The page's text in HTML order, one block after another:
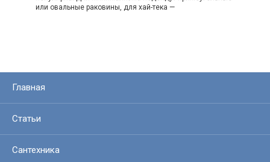
или овальные раковины, для хай-тека —
Главная
Статьи
Сантехника